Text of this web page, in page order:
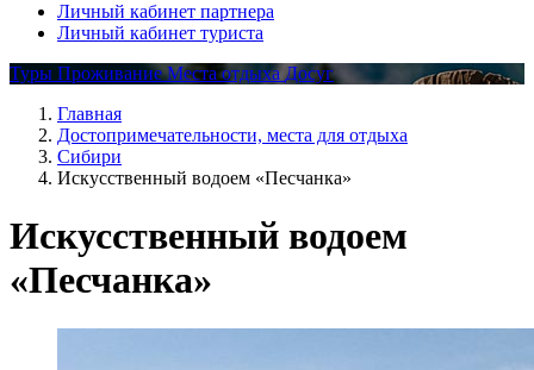
Личный кабинет партнера
Личный кабинет туриста
Туры ПроживаниеМеста отдыха Досуг
Главная
Достопримечательности, места для отдыха
Сибири
Искусственный водоем «Песчанка»
Искусственный водоем
«Песчанка»